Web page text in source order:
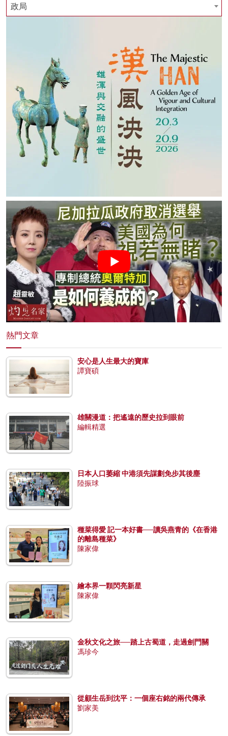
政局
熱門文章
安心是人生最大的寶庫
譚寶碩
雄關漫道：把遙遠的歷史拉到眼前
編輯精選
日本人口萎縮 中港須先謀劃免步其後塵
陸振球
種菜得愛 記一本好書──讀吳燕青的《在香港
的離島種菜》
陳家偉
繪本界一顆閃亮新星
陳家偉
金秋文化之旅──踏上古蜀道，走過劍門關
馮珍今
從顧生岳到沈平：一個座右銘的兩代傳承
劉家美